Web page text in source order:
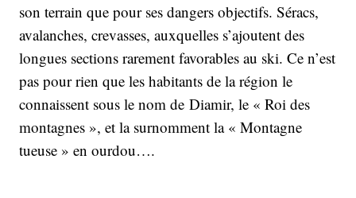
son terrain que pour ses dangers objectifs. Séracs,
avalanches, crevasses, auxquelles s’ajoutent des
longues sections rarement favorables au ski. Ce n’est
pas pour rien que les habitants de la région le
connaissent sous le nom de Diamir, le « Roi des
montagnes », et la surnomment la « Montagne
tueuse » en ourdou….